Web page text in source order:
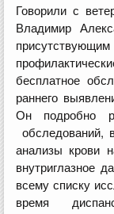
Говорили с
Владимир
бесплатное
раннего
Он подробно
обследований,
анализы крови
внутриглазное
всему списку
время